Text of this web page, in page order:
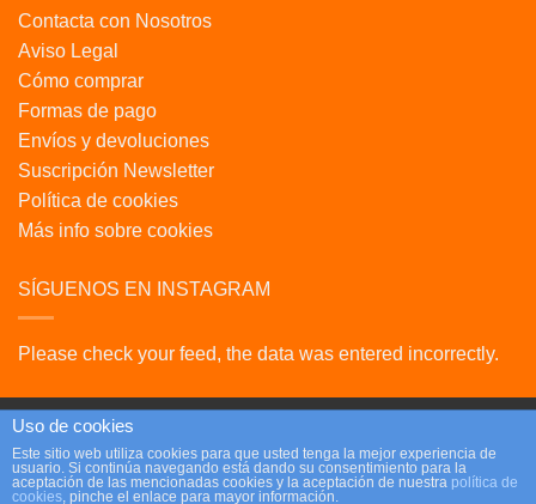
Contacta con Nosotros
Aviso Legal
Cómo comprar
Formas de pago
Envíos y devoluciones
Suscripción Newsletter
Política de cookies
Más info sobre cookies
SÍGUENOS EN INSTAGRAM
Please check your feed, the data was entered incorrectly.
Copyright 2026 ©Parafrikis.com
Uso de cookies
Este sitio web utiliza cookies para que usted tenga la mejor experiencia de
usuario. Si continúa navegando está dando su consentimiento para la
aceptación de las mencionadas cookies y la aceptación de nuestra política de
cookies, pinche el enlace para mayor información.